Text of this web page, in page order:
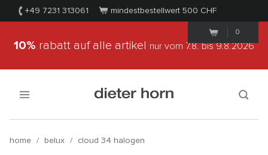
+49 7231 313061 mindestbestellwert 500 CHF
0
10% rabatt auf alle artikel nur vom 7.8.bis 9.8.2026
home / belux / cloud 34 halogen